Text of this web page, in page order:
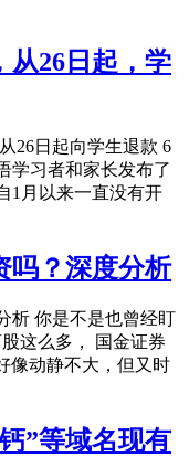
从26日起，学
26日起向学生退款 6
学习者和家长发布了
1月以来一直没有开
吗？深度分析
析 你是不是也曾经盯
这么多， 国金证券
像动静不大，但又时
”等域名现有